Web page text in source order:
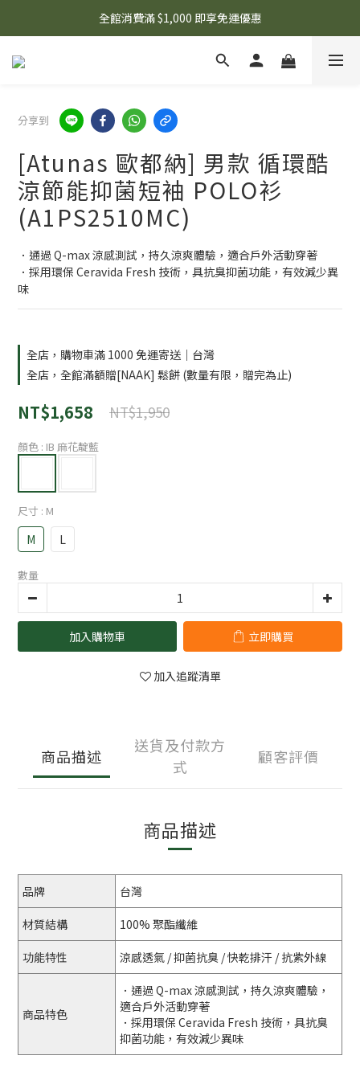
🌟 想知道現在有什麼優惠嗎？ 點擊查看最新優惠！
全館消費滿 $1,000 即享免運優惠
🌟 想知道現在有什麼優惠嗎？ 點擊查看最新優惠！
分享到
[Atunas 歐都納] 男款 循環酷
涼節能抑菌短袖 POLO衫
(A1PS2510MC)
．通過 Q-max 涼感測試，持久涼爽體驗，適合戶外活動穿著
．採用環保 Ceravida Fresh 技術，具抗臭抑菌功能，有效減少異
味
全店，購物車滿 1000 免運寄送｜台灣
全店，全館滿額贈[NAAK] 鬆餅 (數量有限，贈完為止)
NT$1,658 NT$1,950
顏色 : IB 麻花靛藍
尺寸 : M
M L
數量
加入購物車 立即購買
加入追蹤清單
商品描述
送貨及付款方
式
顧客評價
商品描述
品牌 台灣
材質結構 100% 聚酯纖維
功能特性 涼感透氣 / 抑菌抗臭 / 快乾排汗 / 抗紫外線
商品特色
．通過 Q-max 涼感測試，持久涼爽體驗，
適合戶外活動穿著
．採用環保 Ceravida Fresh 技術，具抗臭
抑菌功能，有效減少異味